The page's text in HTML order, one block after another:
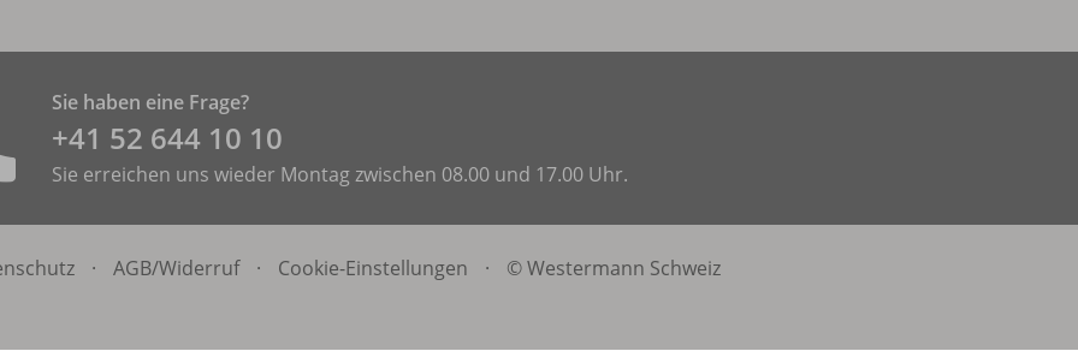
Sie haben eine Frage?
+41 52 644 10 10
Sie erreichen uns wieder Montag zwischen 08.00 und 17.00 Uhr.
· AGB/Widerruf · Cookie-Einstellungen · © Westermann Schweiz